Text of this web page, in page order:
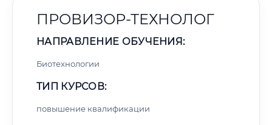
ПРОВИЗОР-ТЕХНОЛОГ
НАПРАВЛЕНИЕ ОБУЧЕНИЯ:
Биотехнологии
ТИП КУРСОВ:
повышение квалификации